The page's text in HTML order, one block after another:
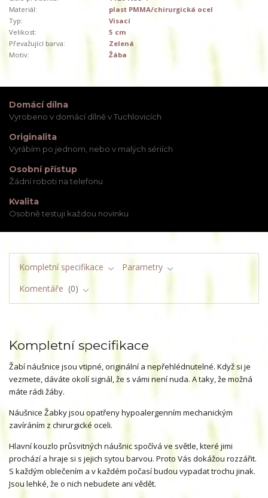
Materiál:
plast PMMA/chirurgická ocel
Typ:
Visací
Velikost:
5 cm
Převažující barva:
Zelená
Motiv:
Žába
Domácí dílna
Vyrobeno v domácí dílně v Tuchlovicích
Originalita
Vyrábím po jednom, nebo v malých sériích
Osobní přístup
Žádní roboti na telefonu
Kvalita
Osobně testuji každou novinku
Kompletní specifikace
Parametry
Komentáře
0
Kompletní specifikace
Žabí náušnice jsou vtipné, originální a nepřehlédnutelné. Když si je
vezmete, dáváte okolí signál, že s vámi není nuda. A taky, že možná
máte rádi žáby.
Náušnice Žabky jsou opatřeny hypoalergenním mechanickým
zavíráním z chirurgické oceli.
Hlavní kouzlo průsvitných náušnic spočívá ve světle, které jimi
prochází a hraje si s jejich sytou barvou. Proto Vás dokážou rozzářit.
S každým oblečením a v každém počasí budou vypadat trochu jinak.
Jsou lehké, že o nich nebudete ani vědět.